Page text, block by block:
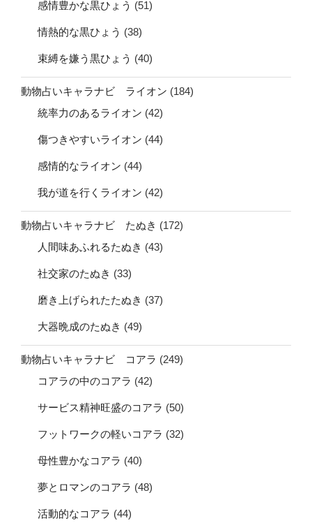
感情豊かな黒ひょう (51)
情熱的な黒ひょう (38)
束縛を嫌う黒ひょう (40)
動物占いキャラナビ ライオン (184)
統率力のあるライオン (42)
傷つきやすいライオン (44)
感情的なライオン (44)
我が道を行くライオン (42)
動物占いキャラナビ たぬき (172)
人間味あふれるたぬき (43)
社交家のたぬき (33)
磨き上げられたたぬき (37)
大器晩成のたぬき (49)
動物占いキャラナビ コアラ (249)
コアラの中のコアラ (42)
サービス精神旺盛のコアラ (50)
フットワークの軽いコアラ (32)
母性豊かなコアラ (40)
夢とロマンのコアラ (48)
活動的なコアラ (44)